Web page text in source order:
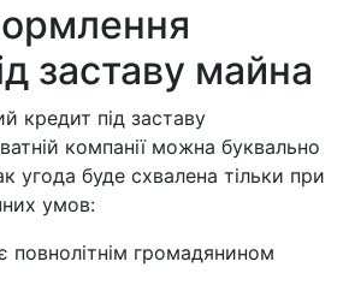
заставу майна
кредит під заставу
компанії можна буквально
угода буде схвалена тільки при
умов:
повнолітнім громадянином